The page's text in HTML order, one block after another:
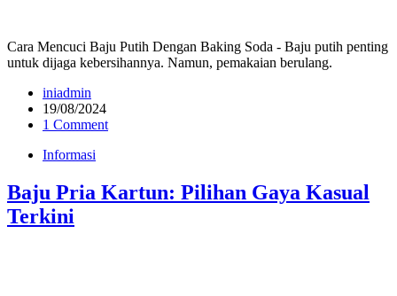
Cara Mencuci Baju Putih Dengan Baking Soda - Baju putih penting
untuk dijaga kebersihannya. Namun, pemakaian berulang.
iniadmin
19/08/2024
1 Comment
Informasi
Baju Pria Kartun: Pilihan Gaya Kasual
Terkini